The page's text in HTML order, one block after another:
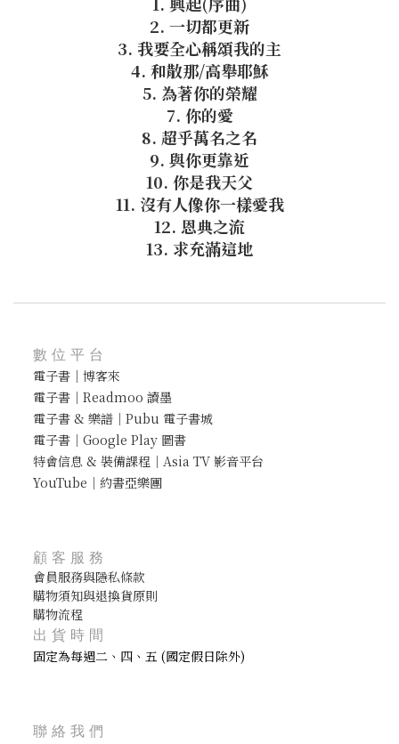
2. 一切都更新
3. 我要全心稱頌我的主
4. 和散那/高舉耶穌
5. 為著你的榮耀
7. 你的愛
8. 超乎萬名之名
9. 與你更靠近
10. 你是我天父
11. 沒有人像你一樣愛我
12. 恩典之流
13. 求充滿這地
數位平台
電子書｜博客來
電子書｜Readmoo 讀墨
電子書 & 樂譜｜Pubu 電子書城
電子書｜Google Play 圖書
特會信息 & 裝備課程｜Asia TV 影音平台
YouTube｜約書亞樂團
顧客服務
會員服務與隱私條款
購物須知與退換貨原則
購物流程
出貨時間
固定為每週二、四、五 (國定假日除外)
聯絡我們